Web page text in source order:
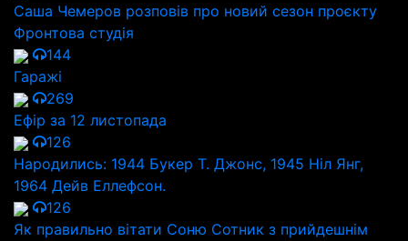
Саша Чемеров розповів про новий сезон проєкту
Фронтова студія
144
Гаражі
269
Ефір за 12 листопада
126
Народились: 1944 Букер Т. Джонс, 1945 Ніл Янг,
1964 Дейв Еллефсон.
126
Як правильно вітати Соню Сотник з прийдешнім